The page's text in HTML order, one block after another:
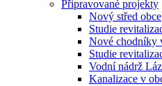
Připravované projekty
Nový střed obce
Studie
Nové chodníky
Studie
Vodní nádrž
Kanalizace v